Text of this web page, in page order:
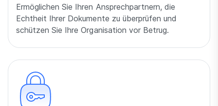
Ermöglichen Sie Ihren Ansprechpartnern, die
Echtheit Ihrer Dokumente zu überprüfen und
schützen Sie Ihre Organisation vor Betrug.